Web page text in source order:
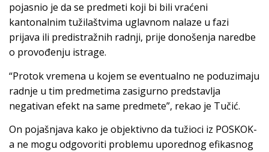
pojasnio je da se predmeti koji bi bili vraćeni
kantonalnim tužilaštvima uglavnom nalaze u fazi
prijava ili predistražnih radnji, prije donošenja naredbe
o provođenju istrage.
“Protok vremena u kojem se eventualno ne poduzimaju
radnje u tim predmetima zasigurno predstavlja
negativan efekt na same predmete”, rekao je Tučić.
On pojašnjava kako je objektivno da tužioci iz POSKOK-
a ne mogu odgovoriti problemu uporednog efikasnog